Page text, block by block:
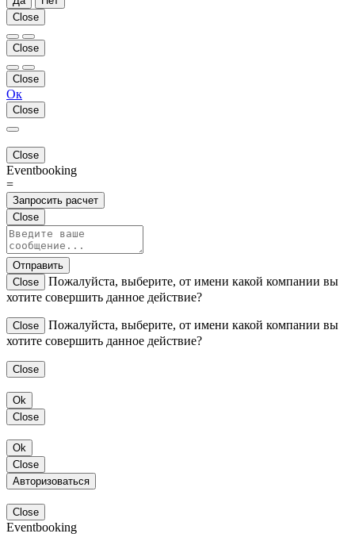
Close
Close
Close
Ок
Close
Close
Eventbooking
=
Запросить расчет
Close
Отправить
Close
Пожалуйста, выберите, от имени какой компании вы
хотите совершить данное действие?
Close
Пожалуйста, выберите, от имени какой компании вы
хотите совершить данное действие?
Close
Ok
Close
Ok
Close
Авторизоваться
Close
Eventbooking